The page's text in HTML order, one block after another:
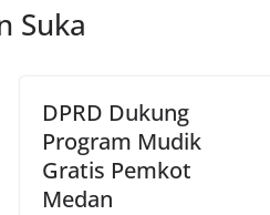
Suka
DPRD Dukung
Program Mudik
Gratis Pemkot
Medan